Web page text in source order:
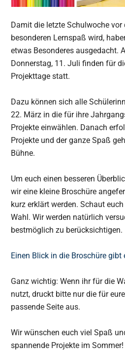
Damit die letzte Schulwoche
besonderen Lernspaß wird,
etwas Besonderes ausgedacht.
Donnerstag, 11. Juli finden für
Projekttage statt.
Dazu können sich alle
22. März in die für ihre
Projekte einwählen. Danach
Projekte und der ganze Spaß
Bühne.
Um euch einen besseren
wir eine kleine Broschüre
kurz erklärt werden. Schaut
Wahl. Wir werden natürlich
bestmöglich zu berücksichtigen.
Einen Blick in die Broschüre gibt
Ganz wichtig: Wenn ihr für die
nutzt, druckt bitte nur die für
passende Seite aus.
Wir wünschen euch viel Spaß
spannende Projekte im Sommer!